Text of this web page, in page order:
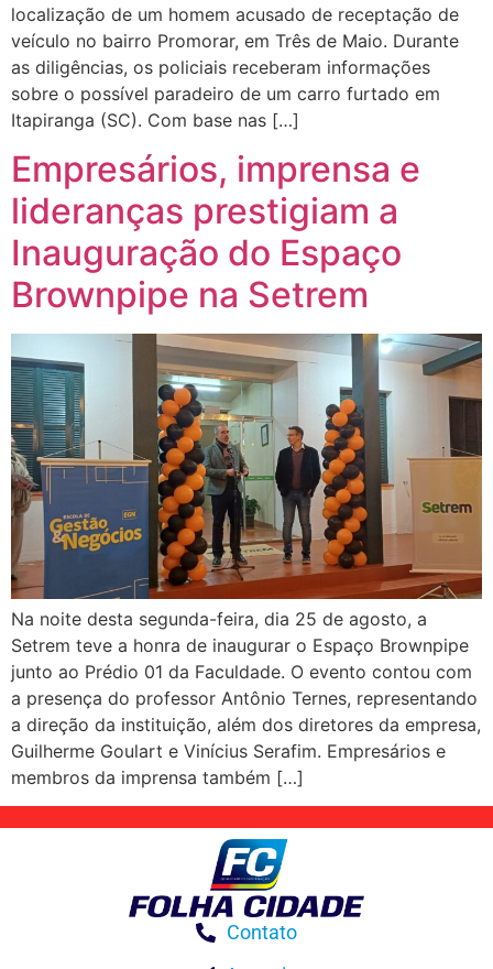
localização de um homem acusado de receptação de
veículo no bairro Promorar, em Três de Maio. Durante
as diligências, os policiais receberam informações
sobre o possível paradeiro de um carro furtado em
Itapiranga (SC). Com base nas […]
Empresários, imprensa e
lideranças prestigiam a
Inauguração do Espaço
Brownpipe na Setrem
Na noite desta segunda-feira, dia 25 de agosto, a
Setrem teve a honra de inaugurar o Espaço Brownpipe
junto ao Prédio 01 da Faculdade. O evento contou com
a presença do professor Antônio Ternes, representando
a direção da instituição, além dos diretores da empresa,
Guilherme Goulart e Vinícius Serafim. Empresários e
membros da imprensa também […]
Contato